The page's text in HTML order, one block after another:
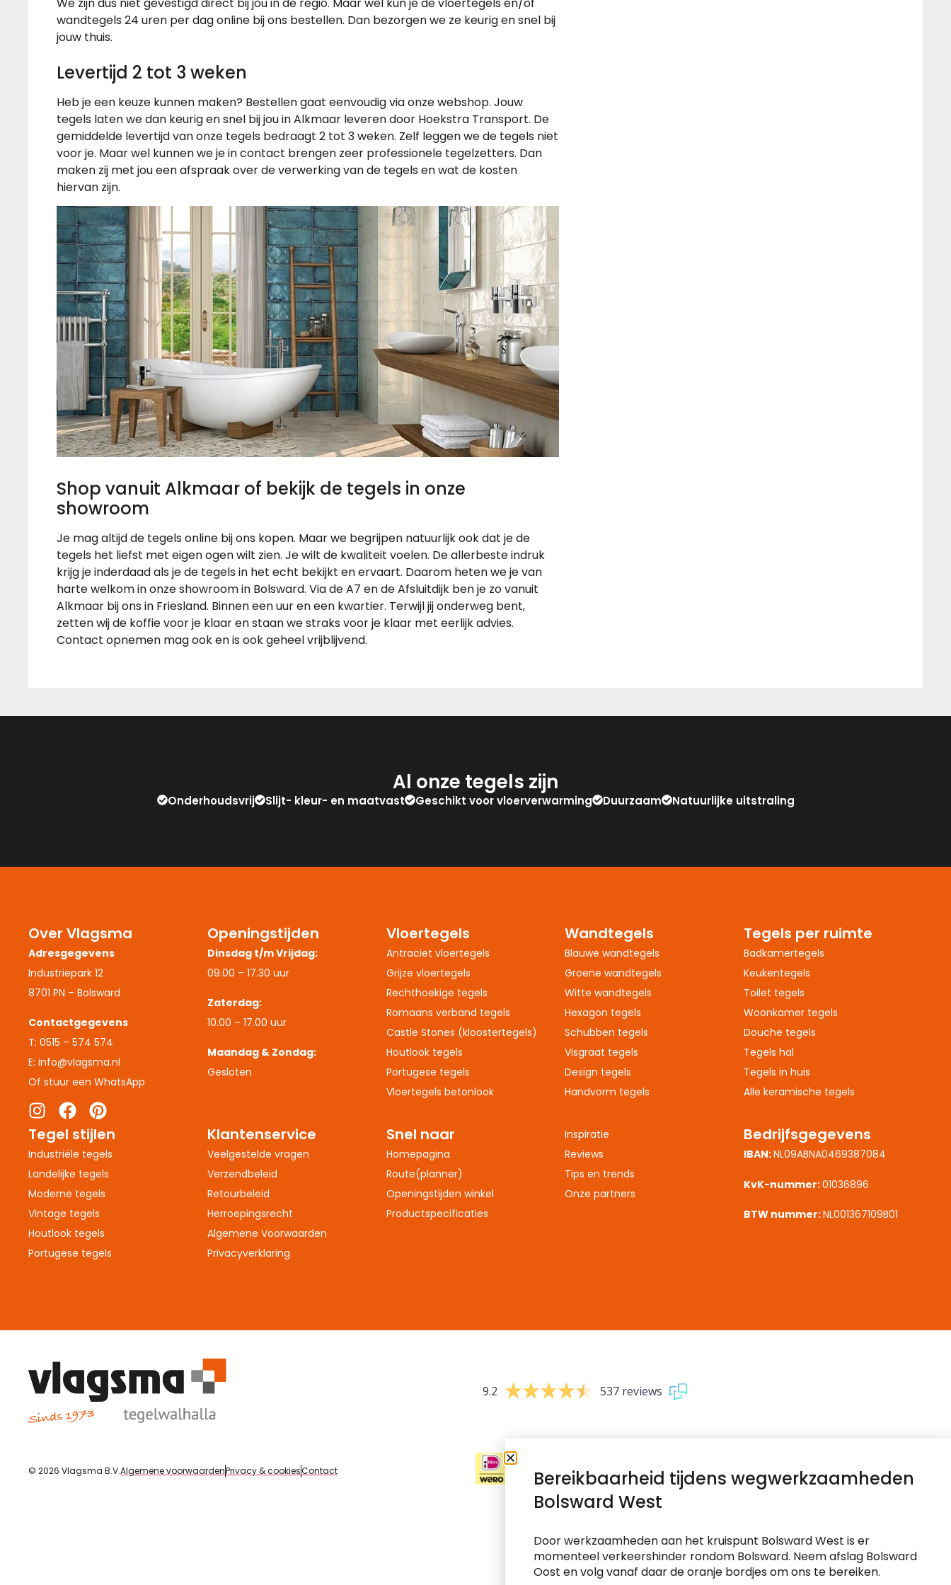
wandtegels 24 uren per dag online bij ons bestellen. Dan bezorgen we ze keurig en snel bij
jouw thuis.
Levertijd 2 tot 3 weken
Heb je een keuze kunnen maken? Bestellen gaat eenvoudig via onze webshop. Jouw
tegels laten we dan keurig en snel bij jou in Alkmaar leveren door Hoekstra Transport. De
gemiddelde levertijd van onze tegels bedraagt 2 tot 3 weken. Zelf leggen we de tegels niet
voor je. Maar wel kunnen we je in contact brengen zeer professionele tegelzetters. Dan
maken zij met jou een afspraak over de verwerking van de tegels en wat de kosten
hiervan zijn.
Shop vanuit Alkmaar of bekijk de tegels in onze
showroom
Je mag altijd de tegels online bij ons kopen. Maar we begrijpen natuurlijk ook dat je de
tegels het liefst met eigen ogen wilt zien. Je wilt de kwaliteit voelen. De allerbeste indruk
krijg je inderdaad als je de tegels in het echt bekijkt en ervaart. Daarom heten we je van
harte welkom in onze showroom in Bolsward. Via de A7 en de Afsluitdijk ben je zo vanuit
Alkmaar bij ons in Friesland. Binnen een uur en een kwartier. Terwijl jij onderweg bent,
zetten wij de koffie voor je klaar en staan we straks voor je klaar met eerlijk advies.
Contact opnemen mag ook en is ook geheel vrijblijvend.
Al onze tegels zijn
Onderhoudsvrij Slijt- kleur- en maatvast Geschikt voor vloerverwarming Duurzaam Natuurlijke uitstraling
Over Vlagsma
Adresgegevens
Industriepark 12
8701 PN – Bolsward
Contactgegevens
T: 0515 – 574 574
E: info@vlagsma.nl
Of stuur een WhatsApp
Openingstijden
Dinsdag t/m Vrijdag:
09.00 – 17.30 uur
Zaterdag:
10.00 – 17.00 uur
Maandag & Zondag:
Gesloten
Vloertegels
Antraciet vloertegels
Grijze vloertegels
Rechthoekige tegels
Romaans verband tegels
Castle Stones (kloostertegels)
Houtlook tegels
Portugese tegels
Vloertegels betonlook
Wandtegels
Blauwe wandtegels
Groene wandtegels
Witte wandtegels
Hexagon tegels
Schubben tegels
Visgraat tegels
Design tegels
Handvorm tegels
Tegels per ruimte
Badkamertegels
Keukentegels
Toilet tegels
Woonkamer tegels
Douche tegels
Tegels hal
Tegels in huis
Alle keramische tegels
Tegel stijlen
Industriële tegels
Landelijke tegels
Moderne tegels
Vintage tegels
Houtlook tegels
Portugese tegels
Klantenservice
Veelgestelde vragen
Verzendbeleid
Retourbeleid
Herroepingsrecht
Algemene Voorwaarden
Privacyverklaring
Snel naar
Homepagina
Route(planner)
Openingstijden winkel
Productspecificaties
Inspiratie
Reviews
Tips en trends
Onze partners
Bedrijfsgegevens
IBAN:NL09ABNA0469387084
KvK-nummer:01036896
BTW nummer:NL001367109B01
9.2 537 reviews
© 2026 Vlagsma B.V.Algemene voorwaardenPrivacy & cookiesContact
Bereikbaarheid tijdens wegwerkzaamheden
Bolsward West
Door werkzaamheden aan het kruispunt Bolsward West is er
momenteel verkeershinder rondom Bolsward. Neem afslag Bolsward
Oost en volg vanaf daar de oranje bordjes om ons te bereiken.